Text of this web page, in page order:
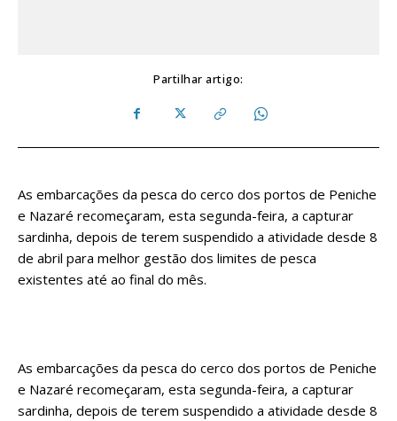
Partilhar artigo:
As embarcações da pesca do cerco dos portos de Peniche
e Nazaré recomeçaram, esta segunda-feira, a capturar
sardinha, depois de terem suspendido a atividade desde 8
de abril para melhor gestão dos limites de pesca
existentes até ao final do mês.
As embarcações da pesca do cerco dos portos de Peniche
e Nazaré recomeçaram, esta segunda-feira, a capturar
sardinha, depois de terem suspendido a atividade desde 8